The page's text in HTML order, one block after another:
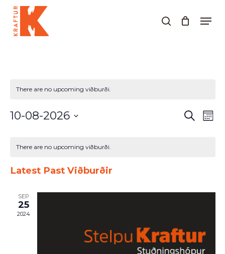
Skip
main
search
There are no upcoming viðburði.
Viðburðir
Search
Leita
10-08-2026
date.
ofThere are no upcoming viðburði.
Latest Past Viðburðir
SEP
25
2024